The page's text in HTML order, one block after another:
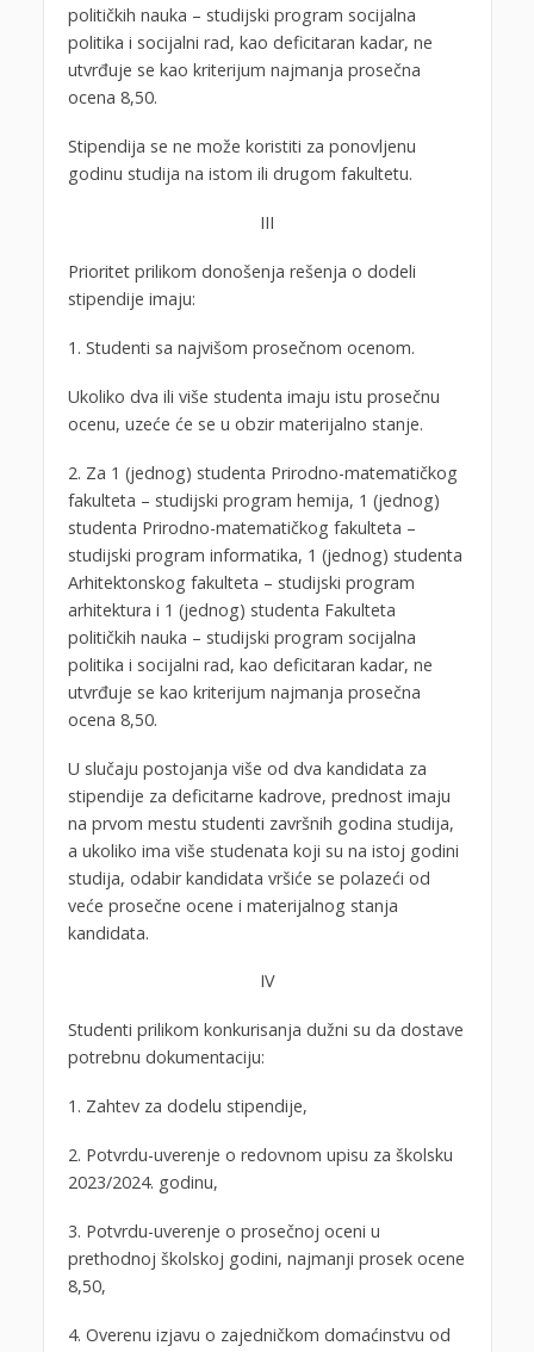
političkih nauka – studijski program socijalna
politika i socijalni rad, kao deficitaran kadar, ne
utvrđuje se kao kriterijum najmanja prosečna
ocena 8,50.
Stipendija se ne može koristiti za ponovljenu
godinu studija na istom ili drugom fakultetu.
III
Prioritet prilikom donošenja rešenja o dodeli
stipendije imaju:
1. Studenti sa najvišom prosečnom ocenom.
Ukoliko dva ili više studenta imaju istu prosečnu
ocenu, uzeće će se u obzir materijalno stanje.
2. Za 1 (jednog) studenta Prirodno-matematičkog
fakulteta – studijski program hemija, 1 (jednog)
studenta Prirodno-matematičkog fakulteta –
studijski program informatika, 1 (jednog) studenta
Arhitektonskog fakulteta – studijski program
arhitektura i 1 (jednog) studenta Fakulteta
političkih nauka – studijski program socijalna
politika i socijalni rad, kao deficitaran kadar, ne
utvrđuje se kao kriterijum najmanja prosečna
ocena 8,50.
U slučaju postojanja više od dva kandidata za
stipendije za deficitarne kadrove, prednost imaju
na prvom mestu studenti završnih godina studija,
a ukoliko ima više studenata koji su na istoj godini
studija, odabir kandidata vršiće se polazeći od
veće prosečne ocene i materijalnog stanja
kandidata.
IV
Studenti prilikom konkurisanja dužni su da dostave
potrebnu dokumentaciju:
1. Zahtev za dodelu stipendije,
2. Potvrdu-uverenje o redovnom upisu za školsku
2023/2024. godinu,
3. Potvrdu-uverenje o prosečnoj oceni u
prethodnoj školskoj godini, najmanji prosek ocene
8,50,
4. Overenu izjavu o zajedničkom domaćinstvu od